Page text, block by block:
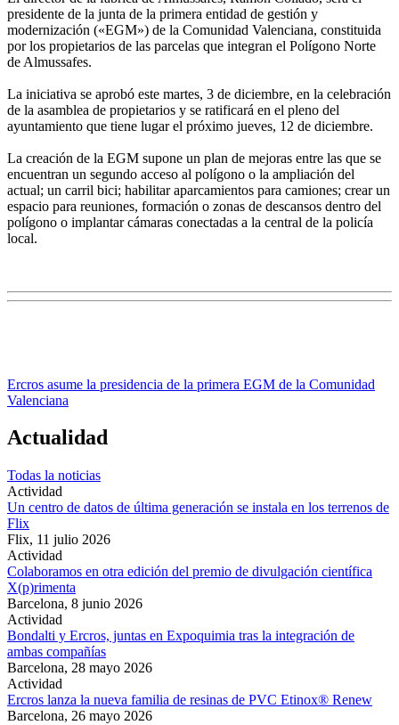
presidente de la junta de la primera entidad de gestión y
modernización («EGM») de la Comunidad Valenciana, constituida
por los propietarios de las parcelas que integran el Polígono Norte
de Almussafes.
La iniciativa se aprobó este martes, 3 de diciembre, en la celebración
de la asamblea de propietarios y se ratificará en el pleno del
ayuntamiento que tiene lugar el próximo jueves, 12 de diciembre.
La creación de la EGM supone un plan de mejoras entre las que se
encuentran un segundo acceso al polígono o la ampliación del
actual; un carril bici; habilitar aparcamientos para camiones; crear un
espacio para reuniones, formación o zonas de descansos dentro del
polígono o implantar cámaras conectadas a la central de la policía
local.
Ercros asume la presidencia de la primera EGM de la Comunidad
Valenciana
Actualidad
Todas la noticias
Actividad
Un centro de datos de última generación se instala en los terrenos de
Flix
Flix, 11 julio 2026
Actividad
Colaboramos en otra edición del premio de divulgación científica
X(p)rimenta
Barcelona, 8 junio 2026
Actividad
Bondalti y Ercros, juntas en Expoquimia tras la integración de
ambas compañías
Barcelona, 28 mayo 2026
Actividad
Ercros lanza la nueva familia de resinas de PVC Etinox® Renew
Barcelona, 26 mayo 2026